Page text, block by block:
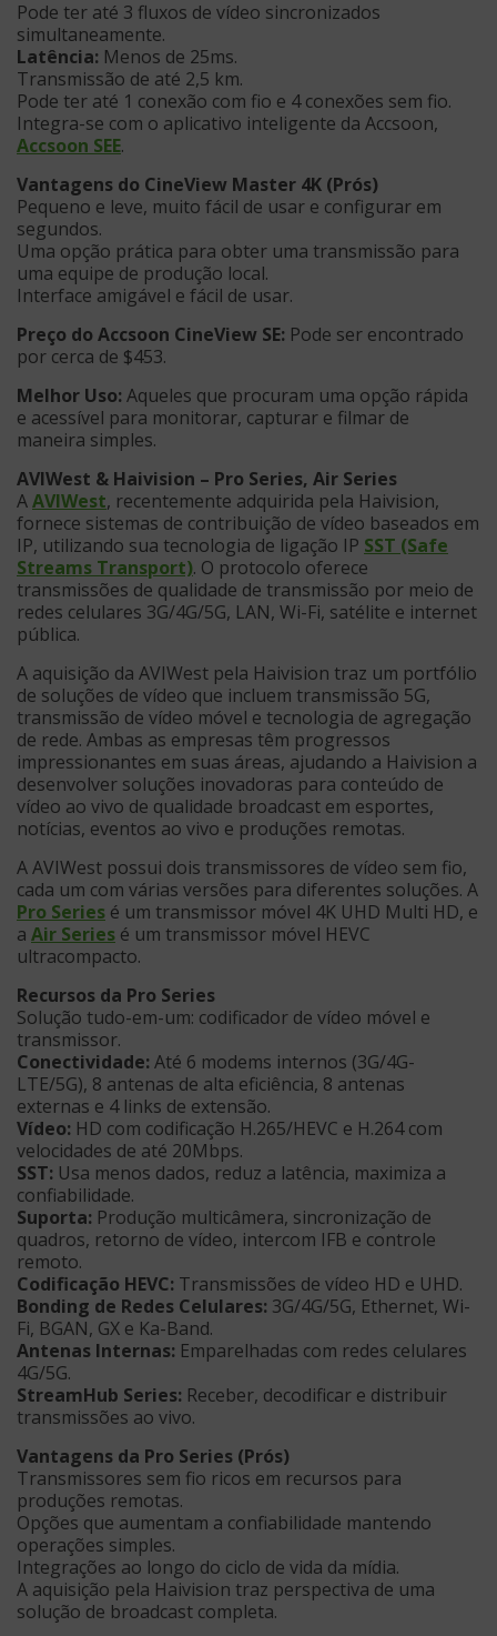
Pode ter até 3 fluxos de vídeo sincronizados
simultaneamente.
Latência: Menos de 25ms.
Transmissão de até 2,5 km.
Pode ter até 1 conexão com fio e 4 conexões sem fio.
Integra-se com o aplicativo inteligente da Accsoon,
Accsoon SEE.
Vantagens do CineView Master 4K (Prós)
Pequeno e leve, muito fácil de usar e configurar em
segundos.
Uma opção prática para obter uma transmissão para
uma equipe de produção local.
Interface amigável e fácil de usar.
Preço do Accsoon CineView SE: Pode ser encontrado
por cerca de $453.
Melhor Uso: Aqueles que procuram uma opção rápida
e acessível para monitorar, capturar e filmar de
maneira simples.
AVIWest & Haivision – Pro Series, Air Series
AAVIWest, recentemente adquirida pela Haivision,
fornece sistemas de contribuição de vídeo baseados em
IP, utilizando sua tecnologia de ligação IP SST (Safe
Streams Transport). O protocolo oferece
transmissões de qualidade de transmissão por meio de
redes celulares 3G/4G/5G, LAN, Wi-Fi, satélite e internet
pública.
A aquisição da AVIWest pela Haivision traz um portfólio
de soluções de vídeo que incluem transmissão 5G,
transmissão de vídeo móvel e tecnologia de agregação
de rede. Ambas as empresas têm progressos
impressionantes em suas áreas, ajudando a Haivision a
desenvolver soluções inovadoras para conteúdo de
vídeo ao vivo de qualidade broadcast em esportes,
notícias, eventos ao vivo e produções remotas.
A AVIWest possui dois transmissores de vídeo sem fio,
cada um com várias versões para diferentes soluções. A
Pro Series é um transmissor móvel 4K UHD Multi HD, e
a Air Series é um transmissor móvel HEVC
ultracompacto.
Recursos da Pro Series
Solução tudo-em-um: codificador de vídeo móvel e
transmissor.
Conectividade: Até 6 modems internos (3G/4G-
LTE/5G), 8 antenas de alta eficiência, 8 antenas
externas e 4 links de extensão.
Vídeo: HD com codificação H.265/HEVC e H.264 com
velocidades de até 20Mbps.
SST: Usa menos dados, reduz a latência, maximiza a
confiabilidade.
Suporta: Produção multicâmera, sincronização de
quadros, retorno de vídeo, intercom IFB e controle
remoto.
Codificação HEVC: Transmissões de vídeo HD e UHD.
Bonding de Redes Celulares: 3G/4G/5G, Ethernet, Wi-
Fi, BGAN, GX e Ka-Band.
Antenas Internas: Emparelhadas com redes celulares
4G/5G.
StreamHub Series: Receber, decodificar e distribuir
transmissões ao vivo.
Vantagens da Pro Series (Prós)
Transmissores sem fio ricos em recursos para
produções remotas.
Opções que aumentam a confiabilidade mantendo
operações simples.
Integrações ao longo do ciclo de vida da mídia.
A aquisição pela Haivision traz perspectiva de uma
solução de broadcast completa.